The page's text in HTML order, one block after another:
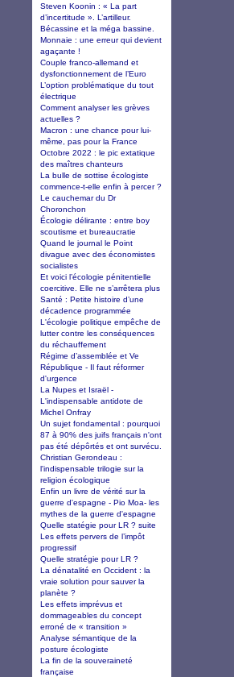
Steven Koonin : « La part
d’incertitude ». L’artilleur.
Bécassine et la méga bassine.
Monnaie : une erreur qui devient
agaçante !
Couple franco-allemand et
dysfonctionnement de l’Euro
L’option problématique du tout
électrique
Comment analyser les grèves
actuelles ?
Macron : une chance pour lui-
même, pas pour la France
Octobre 2022 : le pic extatique
des maîtres chanteurs
La bulle de sottise écologiste
commence-t-elle enfin à percer ?
Le cauchemar du Dr
Choronchon
Écologie délirante : entre boy
scoutisme et bureaucratie
Quand le journal le Point
divague avec des économistes
socialistes
Et voici l’écologie pénitentielle
coercitive. Elle ne s’arrêtera plus
Santé : Petite histoire d’une
décadence programmée
L'écologie politique empêche de
lutter contre les conséquences
du réchauffement
Régime d’assemblée et Ve
République - Il faut réformer
d'urgence
La Nupes et Israël -
L'indispensable antidote de
Michel Onfray
Un sujet fondamental : pourquoi
87 à 90% des juifs français n'ont
pas été dépôrtés et ont survécu.
Christian Gerondeau :
l'indispensable trilogie sur la
religion écologique
Enfin un livre de vérité sur la
guerre d'espagne - Pio Moa- les
mythes de la guerre d'espagne
Quelle statégie pour LR ? suite
Les effets pervers de l’impôt
progressif
Quelle stratégie pour LR ?
La dénatalité en Occident : la
vraie solution pour sauver la
planète ?
Les effets imprévus et
dommageables du concept
erroné de « transition »
Analyse sémantique de la
posture écologiste
La fin de la souveraineté
française